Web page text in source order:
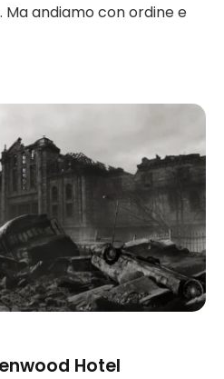
Ma andiamo con ordine e
Hotel